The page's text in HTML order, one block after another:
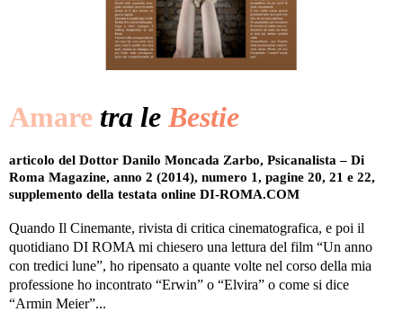
Amare tra le Bestie
articolo del Dottor Danilo Moncada Zarbo, Psicanalista – Di
Roma Magazine, anno 2 (2014), numero 1, pagine 20, 21 e 22,
supplemento della testata online DI-ROMA.COM
Quando Il Cinemante, rivista di critica cinematografica, e poi il
quotidiano DI ROMA mi chiesero una lettura del film “Un anno
con tredici lune”, ho ripensato a quante volte nel corso della mia
professione ho incontrato “Erwin” o “Elvira” o come si dice
“Armin Meier”...